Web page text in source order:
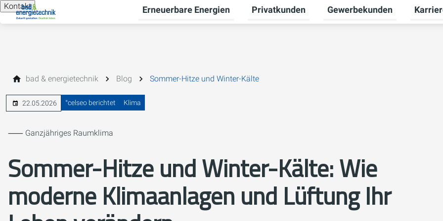
Kontakt Erneuerbare Energien
Untermenü für Erneuerbare Energien umschalten
Privatkunden
Untermenü für Privatkunden
Gewerbekunden
bad & energietechnik Blog Sommer-Hitze und Winter-Kälte
22.05.2026 °celseo berichtet Klima
⸺ Ganzjähriges Raumklima
Sommer-Hitze und Winter-Kälte: Wie
moderne Klimaanlagen und Lüftung Ihr